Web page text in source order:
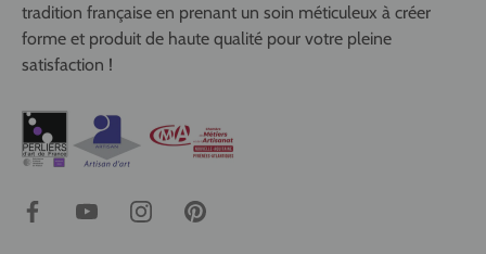
tradition française en prenant un soin méticuleux à créer
forme et produit de haute qualité pour votre pleine
satisfaction !